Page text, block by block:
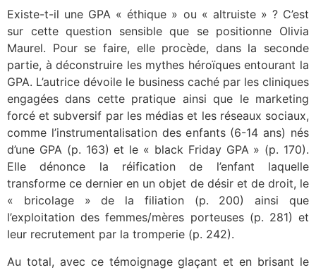
Existe-t-il une GPA « éthique » ou « altruiste » ? C’est
sur cette question sensible que se positionne Olivia
Maurel. Pour se faire, elle procède, dans la seconde
partie, à déconstruire les mythes héroïques entourant la
GPA. L’autrice dévoile le business caché par les cliniques
engagées dans cette pratique ainsi que le marketing
forcé et subversif par les médias et les réseaux sociaux,
comme l’instrumentalisation des enfants (6-14 ans) nés
d’une GPA (p. 163) et le « black Friday GPA » (p. 170).
Elle dénonce la réification de l’enfant laquelle
transforme ce dernier en un objet de désir et de droit, le
« bricolage » de la filiation (p. 200) ainsi que
l’exploitation des femmes/mères porteuses (p. 281) et
leur recrutement par la tromperie (p. 242).
Au total, avec ce témoignage glaçant et en brisant le